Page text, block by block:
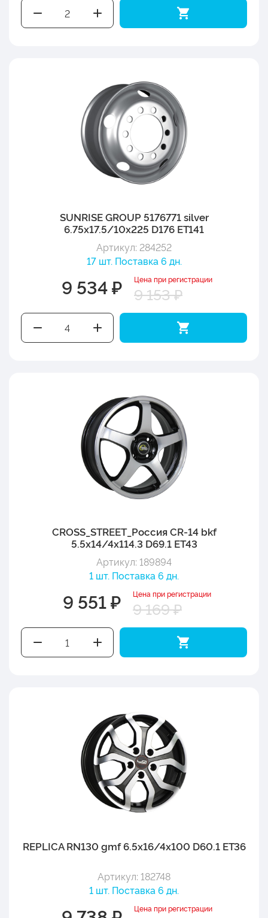
SUNRISE GROUP 5176771 silver
6.75x17.5/10x225 D176 ET141
Артикул: 284252
17 шт. Поставка 6 дн.
9 534 ₽ Цена при регистрации
9 153 ₽
CROSS_STREET_Россия CR-14 bkf
5.5x14/4x114.3 D69.1 ET43
Артикул: 189894
1 шт. Поставка 6 дн.
9 551 ₽ Цена при регистрации
9 169 ₽
REPLICA RN130 gmf 6.5x16/4x100 D60.1 ET36
Артикул: 182748
1 шт. Поставка 6 дн.
Цена при регистрации